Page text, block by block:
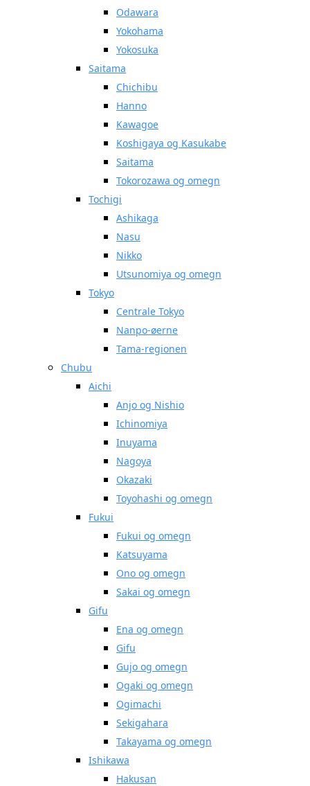
Odawara
Yokohama
Yokosuka
Saitama
Chichibu
Hanno
Kawagoe
Koshigaya og Kasukabe
Saitama
Tokorozawa og omegn
Tochigi
Ashikaga
Nasu
Nikko
Utsunomiya og omegn
Tokyo
Centrale Tokyo
Nanpo-øerne
Tama-regionen
Chubu
Aichi
Anjo og Nishio
Ichinomiya
Inuyama
Nagoya
Okazaki
Toyohashi og omegn
Fukui
Fukui og omegn
Katsuyama
Ono og omegn
Sakai og omegn
Gifu
Ena og omegn
Gifu
Gujo og omegn
Ogaki og omegn
Ogimachi
Sekigahara
Takayama og omegn
Ishikawa
Hakusan